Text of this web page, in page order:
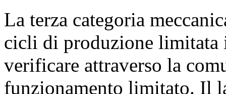
La terza categoria
cicli di produzione limitata
verificare attraverso la
funzionamento limitato. Il